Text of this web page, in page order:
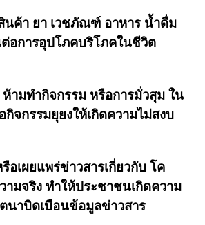
นค้า ยา เวชภัณฑ์ อาหาร น้ำดื่ม
อการอุปโภคบริโภคในชีวิต
ามทำกิจกรรม หรือการมั่วสุม ใน
จกรรมยุยงให้เกิดความไม่สงบ
อเผยแพร่ข่าวสารเกี่ยวกับ โค
ามจริง ทำให้ประชาชนเกิดความ
นาบิดเบือนข้อมูลข่าวสาร